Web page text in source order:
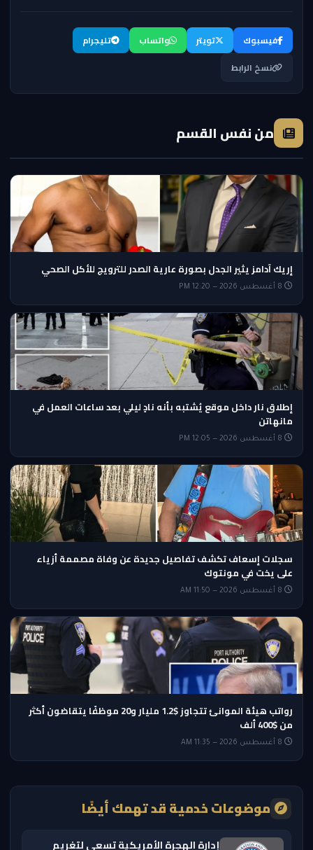
فيسبوك تويتر واتساب
تليجرام
نسخ الرابط
من نفس القسم
إريك آدامز يثير الجدل بصورة عارية الصدر للترويج للأكل الصحي
إطلاق نار داخل موقع يُشتبه بأنه نادٍ ليلي بعد ساعات العمل في
مانهاتن
سجلات إسعاف تكشف تفاصيل جديدة عن وفاة مصممة أزياء
على يخت في مونتوك
رواتب هيئة الموانئ تتجاوز $1.2 مليار و20 موظفًا يتقاضون أكثر
من $400 ألف
موضوعات خدمية قد تهمك أيضًا
إدارة الهجرة الأمريكية تسعى لتغريم